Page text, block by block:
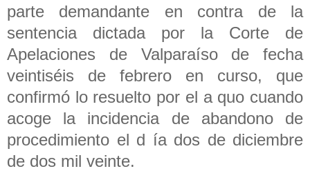
parte demandante en contra de la
sentencia dictada por la Corte de
Apelaciones de Valparaíso de fecha
veintiséis de febrero en curso, que
confirmó lo resuelto por el a quo cuando
acoge la incidencia de abandono de
procedimiento el d ía dos de diciembre
de dos mil veinte.